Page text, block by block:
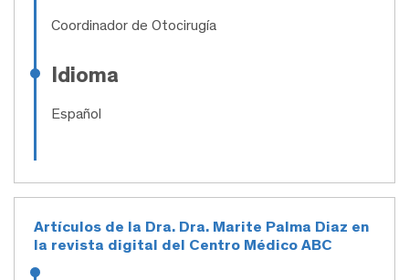
Coordinador de Otocirugía
Idioma
Español
Artículos de la Dra. Dra. Marite Palma Diaz en
la revista digital del Centro Médico ABC